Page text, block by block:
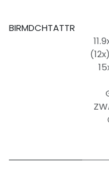
BIRMDCHTATTR
(12x)